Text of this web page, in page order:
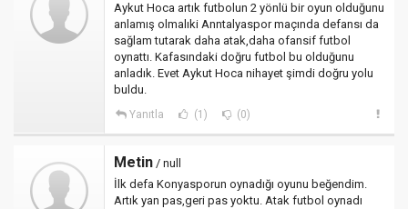
Aykut Hoca artık futbolun 2 yönlü bir oyun olduğunu
anlamış olmalıki Anntalyaspor maçında defansı da
sağlam tutarak daha atak,daha ofansif futbol
oynattı. Kafasındaki doğru futbol bu olduğunu
anladık. Evet Aykut Hoca nihayet şimdi doğru yolu
buldu.
Yanıtla (1) (0)
Metin / null
İlk defa Konyasporun oynadığı oyunu beğendim.
Artık yan pas,geri pas yoktu. Atak futbol oynadı